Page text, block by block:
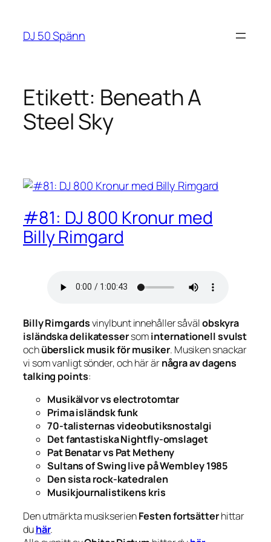
innehåll
DJ 50 Spänn
Etikett: Beneath A
Steel Sky
#81: DJ 800 Kronur med
Billy Rimgard
Billy Rimgardsvinylbunt innehåller såvälobskyra
isländska delikatessersominternationell svulst
ochüberslick musik för musiker. Musiken snackar
vi som vanligt sönder, och här ärnågra av dagens
talking points:
Musikälvor vs electrotomtar
Prima isländsk funk
70-talisternas videobutiksnostalgi
Det fantastiskaNightfly-omslaget
Pat Benatar vs Pat Metheny
Sultans of Swing live på Wembley 1985
Den sista rock-katedralen
Musikjournalistikens kris
Den utmärkta musikserienFesten fortsätterhittar
duhär.